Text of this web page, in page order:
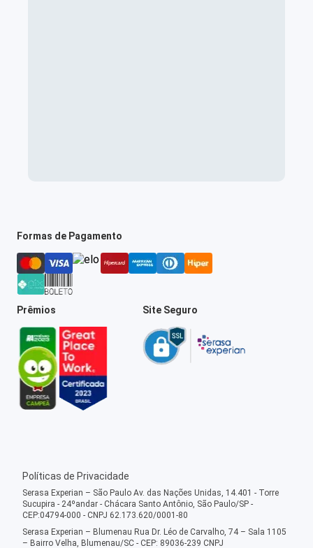
Formas de Pagamento
Prêmios Site Seguro
Políticas de Privacidade
Serasa Experian – São Paulo Av. das Nações Unidas, 14.401 - Torre
Sucupira - 24ºandar - Chácara Santo Antônio, São Paulo/SP -
CEP:04794-000 - CNPJ 62.173.620/0001-80
Serasa Experian – Blumenau Rua Dr. Léo de Carvalho, 74 – Sala 1105
– Bairro Velha, Blumenau/SC - CEP: 89036-239 CNPJ